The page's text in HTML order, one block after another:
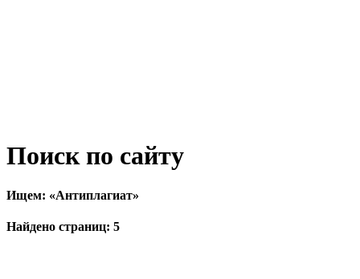
Поиск по сайту
Ищем: Антиплагиат
Найдено страниц: 5